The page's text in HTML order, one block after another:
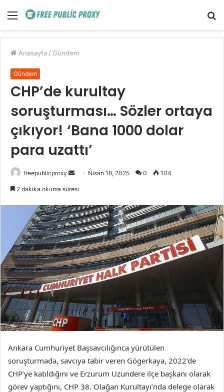
Menü
Anasayfa / Gündem
Gündem
CHP’de kurultay
soruşturması… Sözler ortaya
çıkıyor! ‘Bana 1000 dolar
para uzattı’
freepublicproxy
Bir
göndermek
Nisan 18, 2025 0 104
2 dakika okuma süresi
Ankara Cumhuriyet Başsavcılığınca yürütülen
soruşturmada, savcıya tabir veren Gögerkaya, 2022’de
CHP’ye katıldığını ve Erzurum Uzundere ilçe başkanı olarak
görev yaptığını, CHP 38. Olağan Kurultayı’nda delege olarak